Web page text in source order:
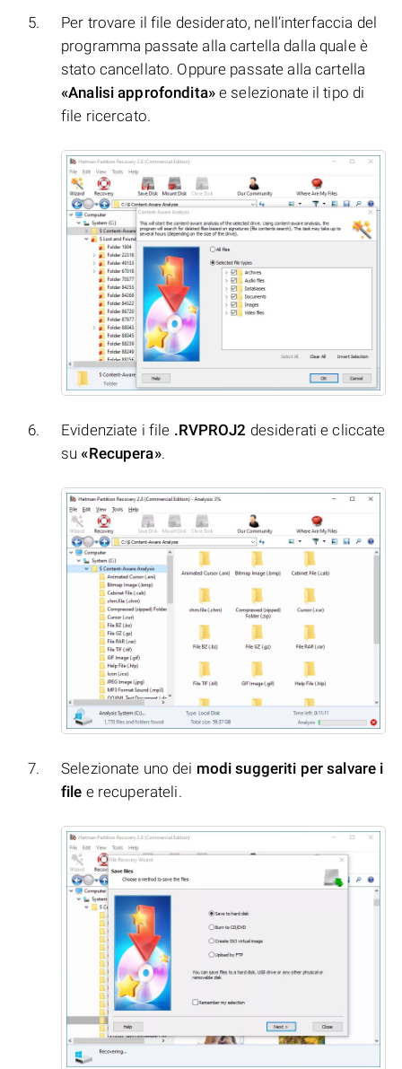
Per trovare il file desiderato, nell’interfaccia del
programma passate alla cartella dalla quale è
stato cancellato. Oppure passate alla cartella
«Analisi approfondita»e selezionate il tipo di
file ricercato.
Evidenziate i file .RVPROJ2 desiderati e cliccate
su«Recupera».
Selezionate uno dei modi suggeriti per salvare i
file e recuperateli.